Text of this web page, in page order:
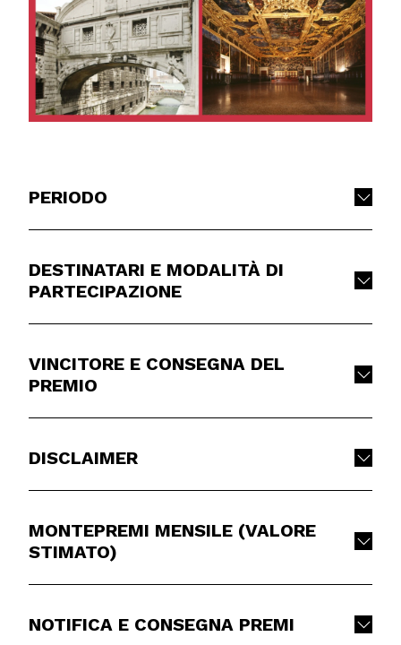
PERIODO
DESTINATARI E MODALITÀ DI
PARTECIPAZIONE
VINCITORE E CONSEGNA DEL
PREMIO
DISCLAIMER
MONTEPREMI MENSILE (VALORE
STIMATO)
NOTIFICA E CONSEGNA PREMI